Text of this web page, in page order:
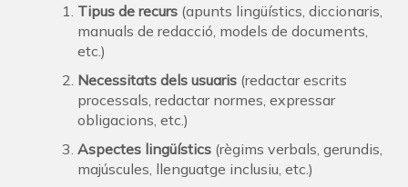
Tipus de recurs (apunts lingüístics, diccionaris,
manuals de redacció, models de documents,
etc.)
Necessitats dels usuaris (redactar escrits
processals, redactar normes, expressar
obligacions, etc.)
Aspectes lingüístics (règims verbals, gerundis,
majúscules, llenguatge inclusiu, etc.)